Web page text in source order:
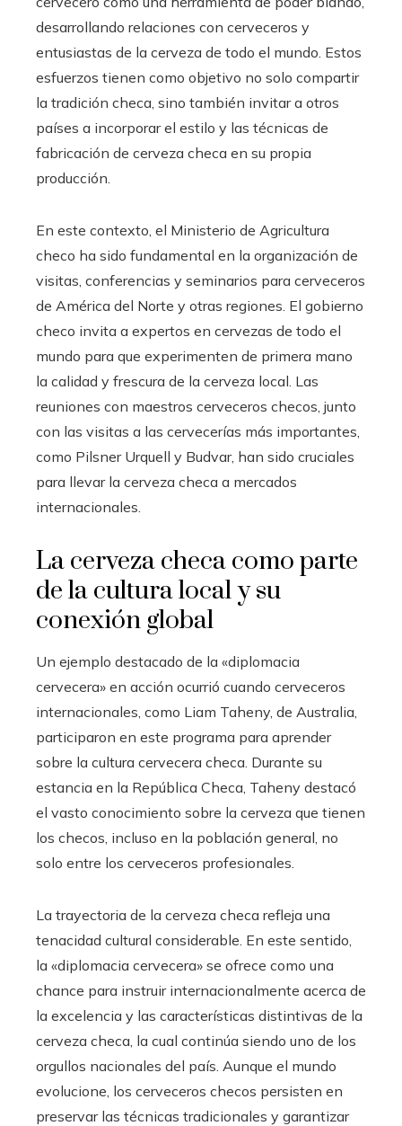
desarrollando relaciones con cerveceros y
entusiastas de la cerveza de todo el mundo. Estos
esfuerzos tienen como objetivo no solo compartir
la tradición checa, sino también invitar a otros
países a incorporar el estilo y las técnicas de
fabricación de cerveza checa en su propia
producción.
En este contexto, el Ministerio de Agricultura
checo ha sido fundamental en la organización de
visitas, conferencias y seminarios para cerveceros
de América del Norte y otras regiones. El gobierno
checo invita a expertos en cervezas de todo el
mundo para que experimenten de primera mano
la calidad y frescura de la cerveza local. Las
reuniones con maestros cerveceros checos, junto
con las visitas a las cervecerías más importantes,
como Pilsner Urquell y Budvar, han sido cruciales
para llevar la cerveza checa a mercados
internacionales.
La cerveza checa como parte
de la cultura local y su
conexión global
Un ejemplo destacado de la «diplomacia
cervecera» en acción ocurrió cuando cerveceros
internacionales, como Liam Taheny, de Australia,
participaron en este programa para aprender
sobre la cultura cervecera checa. Durante su
estancia en la República Checa, Taheny destacó
el vasto conocimiento sobre la cerveza que tienen
los checos, incluso en la población general, no
solo entre los cerveceros profesionales.
La trayectoria de la cerveza checa refleja una
tenacidad cultural considerable. En este sentido,
la «diplomacia cervecera» se ofrece como una
chance para instruir internacionalmente acerca de
la excelencia y las características distintivas de la
cerveza checa, la cual continúa siendo uno de los
orgullos nacionales del país. Aunque el mundo
evolucione, los cerveceros checos persisten en
preservar las técnicas tradicionales y garantizar